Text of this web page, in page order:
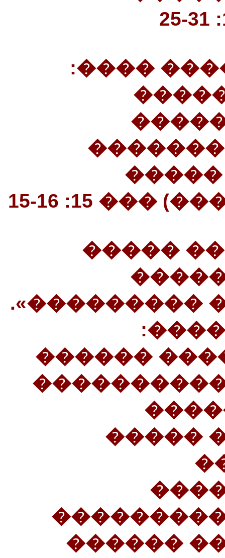
���������».
������
����������
«��������
�������!»
�������